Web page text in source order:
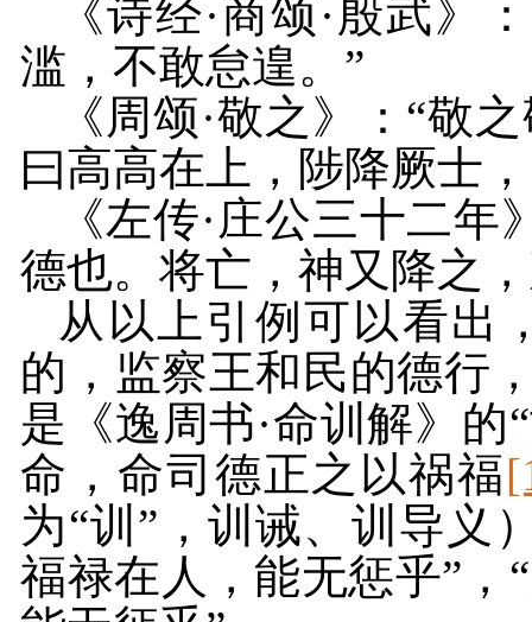
《诗经·商颂·殷武》
滥，不敢怠遑。”
《周颂·敬之》：“敬
曰高高在上，陟降厥士
《左传·庄公三十二
德也。将亡，神又降之
从以上引例可以看出
的，监察王和民的德行
是《逸周书·命训解》的
命，命司德正之以祸福
为“训”，训诫、训导义
福禄在人，能无惩乎”，